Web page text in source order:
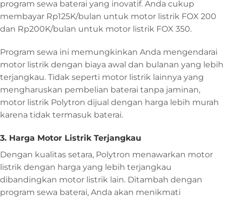
program sewa baterai yang inovatif. Anda cukup
membayar Rp125K/bulan untuk motor listrik FOX 200
dan Rp200K/bulan untuk motor listrik FOX 350.
Program sewa ini memungkinkan Anda mengendarai
motor listrik dengan biaya awal dan bulanan yang lebih
terjangkau. Tidak seperti motor listrik lainnya yang
mengharuskan pembelian baterai tanpa jaminan,
motor listrik Polytron dijual dengan harga lebih murah
karena tidak termasuk baterai.
3. Harga Motor Listrik Terjangkau
Dengan kualitas setara, Polytron menawarkan motor
listrik dengan harga yang lebih terjangkau
dibandingkan motor listrik lain. Ditambah dengan
program sewa baterai, Anda akan menikmati